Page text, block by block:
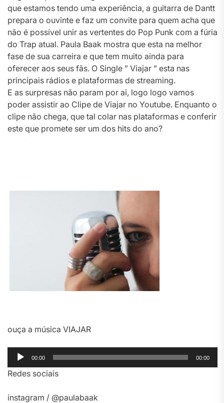
que estamos tendo uma experiência, a guitarra de Dantt
prepara o ouvinte e faz um convite para quem acha que
não é possível unir as vertentes do Pop Punk com a fúria
do Trap atual. Paula Baak mostra que esta na melhor
fase de sua carreira e que tem muito ainda para
oferecer aos seus fãs. O Single ” Viajar ” esta nas
principais rádios e plataformas de streaming.
E as surpresas não param por ai, logo logo vamos
poder assistir ao Clipe de Viajar no Youtube. Enquanto o
clipe não chega, que tal colar nas plataformas e conferir
este que promete ser um dos hits do ano?
ouça a música VIAJAR
Tocador
de
áudio
00:00 00:00
Redes sociais
instagram / @paulabaak